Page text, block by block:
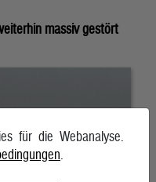
massiv gestört
für die Webanalyse.